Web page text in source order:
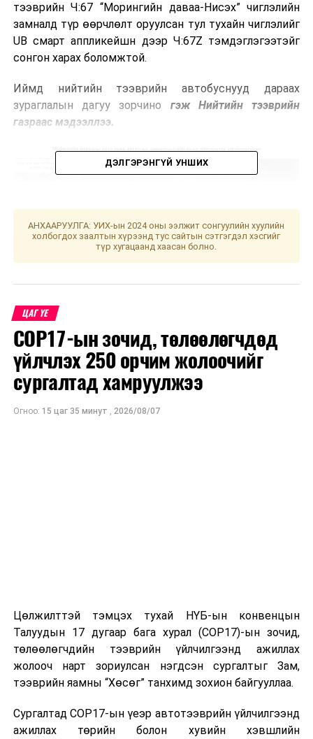
тээврийн Ч:67 “Морингийн даваа-Нисэх” чиглэлийн
замналд түр өөрчлөлт оруулсан тул тухайн чиглэлийг
UB смарт аппликейшн дээр Ч:67Z тэмдэглэгээтэйг
сонгон харах боломжтой.
Иймд нийтийн тээврийн автобуснууд дараах
зураглалын дагуу зорчино гэж Нийтийн тээврийн
газраас мэдээллээ.
УНШСАН: 1379
“Тэрбум мод” үндэсний хөдөлгөөн эхэлснээс хойш
ДЭЛГЭРЭНГҮЙ УНШИХ
АНХААРУУЛГА: УИХ-ын 2024 оны ээлжит сонгуулийн хуулийн
холбогдох заалтын хүрээнд тус сайтын сэтгэгдэл хэсгийг
түр хугацаанд хаасан болно.
ЦАГ ҮЕ
COP17-ын зочид, төлөөлөгчдөд
үйлчлэх 250 орчим жолоочийг
сургалтад хамруулжээ
Огноо: 15 цаг 35 минут , 2026/08/07
Цөлжилттэй тэмцэх тухай НҮБ-ын конвенцын
Талуудын 17 дугаар бага хурал (COP17)-ын зочид,
төлөөлөгчдийн тээврийн үйлчилгээнд ажиллах
жолооч нарт зориулсан нэгдсэн сургалтыг Зам,
тээврийн яамны “Хөсөг” танхимд зохион байгууллаа.
Сургалтад COP17-ын үеэр автотээврийн үйлчилгээнд
ажиллах төрийн болон хувийн хэвшлийн